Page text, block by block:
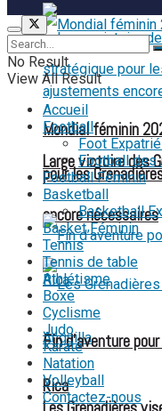
Large victoire des
encore nécessaires
Mondial féminin
pour les
Fin d’aventure
Rica
No Result
View All Result
Accueil
Football
Foot
Football des
Football Féminin
Basketball
Basketball
Basket Féminin
Tennis
Tennis de table
Athlétisme
Boxe
Cyclisme
Judo
Karaté
Natation
Volleyball
Contactez-nous